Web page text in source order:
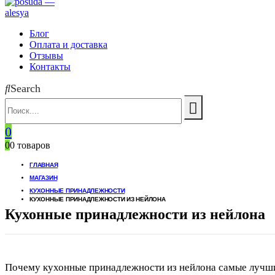
Блог
Оплата и доставка
Отзывы
Контакты
Search
0
00 товаров
ГЛАВНАЯ
МАГАЗИН
КУХОННЫЕ ПРИНАДЛЕЖНОСТИ
КУХОННЫЕ ПРИНАДЛЕЖНОСТИ ИЗ НЕЙЛОНА
Кухонные принадлежности из нейлона
Почему кухонные принадлежности из нейлона самые